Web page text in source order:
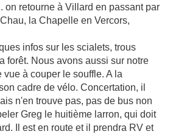
on retourne à Villard en passant par
la Chapelle en Vercors,
infos sur les scialets, trous
forêt. Nous avons aussi sur notre
à couper le souffle. A la
cadre de vélo. Concertation, il
n'en trouve pas, pas de bus non
Greg le huitième larron, qui doit
Il est en route et il prendra RV et